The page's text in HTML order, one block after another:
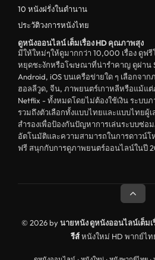
ดูหนังจีน China
unknown
ดูหนังอีโรติก R18+ erotic
บู๊
หนังฝรั่ง
ดูหนังสารคดี Documentary
สยองขวัญ
ดูหนังอินเดีย India
ดูหนังจีนฮ่องกง Hong Kong
ดูหนังฝรั่งเศส France
ดูหนังฝรั่งแคนนาดา Canada
10 หนังฝรั่งในตำนาน
ประวัติวงการหนังไทย
ดูหนังออนไลน์ เต็มเรื่อง HD คุณภาพสุง
มีให้ใหม่ๆให้ดูมากกว่า 10,000 เรื่อง ดูฟ
หยุดชะงักหรือโฆษณาที่น่ารำคาญ ดูผ่าน
Android, iOS บนเครือข่ายใด ๆ เลือกจา
ฮอลลีวูด, จีน, ภาพยนตร์เกาหลีหรือแม้แ
Netflix - ทั้งหมดโดยไม่ต้องใช้เงิน ระบบภ
รวมถึงตัวเลือกทั้งแบบไทยและแบบไทยผู้
สำรองเพื่อป้องกันปัญหาการเล่นระบบซ่อ
อัตโนมัติและความสามารถในการดาวน์
ฟรี สนุกกับการดูภาพยนตร์ออนไลน์ในปี
© 2026 byนายหนัง ดูหนังออนไลน์เต็มเ
รีส์หนังใหม่ HD พากย์ไ